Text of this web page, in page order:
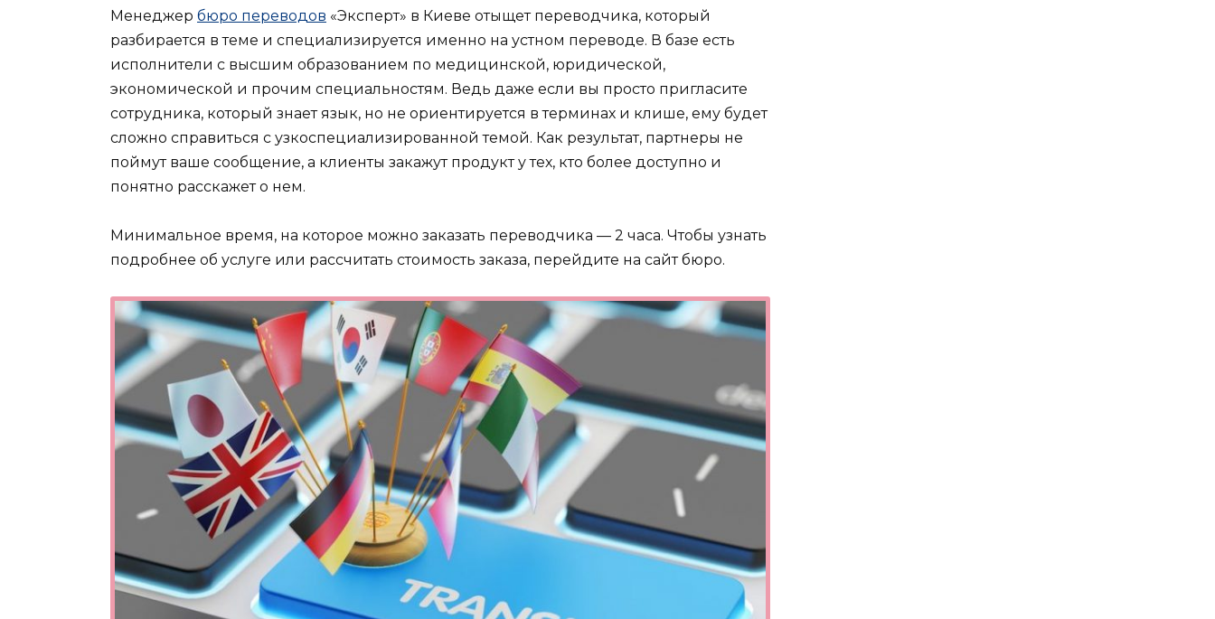
Менеджер бюро переводов «Эксперт» в Киеве отыщет переводчика, который
разбирается в теме и специализируется именно на устном переводе. В базе есть
исполнители с высшим образованием по медицинской, юридической,
экономической и прочим специальностям. Ведь даже если вы просто пригласите
сотрудника, который знает язык, но не ориентируется в терминах и клише, ему будет
сложно справиться с узкоспециализированной темой. Как результат, партнеры не
поймут ваше сообщение, а клиенты закажут продукт у тех, кто более доступно и
понятно расскажет о нем.
Минимальное время, на которое можно заказать переводчика — 2 часа. Чтобы узнать
подробнее об услуге или рассчитать стоимость заказа, перейдите на сайт бюро.